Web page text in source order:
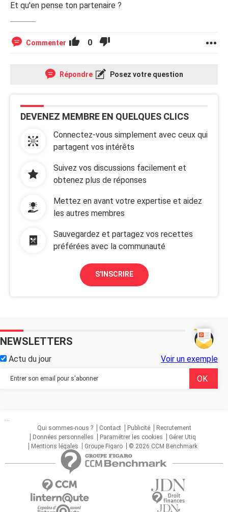
Et qu'en pense ton partenaire ?
Commenter 0
Répondre Posez votre question
DEVENEZ MEMBRE EN QUELQUES CLICS
Connectez-vous simplement avec ceux qui
partagent vos intérêts
Suivez vos discussions facilement et
obtenez plus de réponses
Mettez en avant votre expertise et aidez
les autres membres
Sauvegardez et partagez vos recettes
préférées avec la communauté
S'INSCRIRE
NEWSLETTERS
Actu du jour Voir un exemple
...
Qui sommes-nous ?
Contact Publicité
Recrutement
Données personnelles
Paramétrer les cookies
Gérer Utiq
Mentions légales
Groupe Figaro © 2026 CCM Benchmark